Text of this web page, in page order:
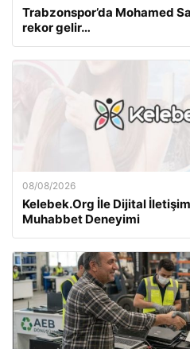
Trabzonspor’da Mohamed
rekor gelir…
08/08/2026
Kelebek.Org İle Dijital
Muhabbet Deneyimi